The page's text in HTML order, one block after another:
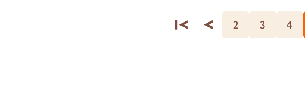
2 3 4